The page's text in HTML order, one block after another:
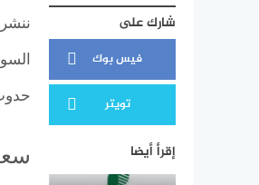
شارك على
فيس بوك
تويتر
إقرأ أيضا